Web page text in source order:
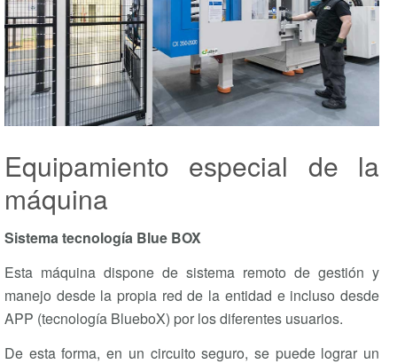
Equipamiento especial de la
máquina
Sistema tecnología Blue BOX
Esta máquina dispone de sistema remoto de gestión y
manejo desde la propia red de la entidad e incluso desde
APP (tecnología BlueboX) por los diferentes usuarios.
De esta forma, en un circuito seguro, se puede lograr un